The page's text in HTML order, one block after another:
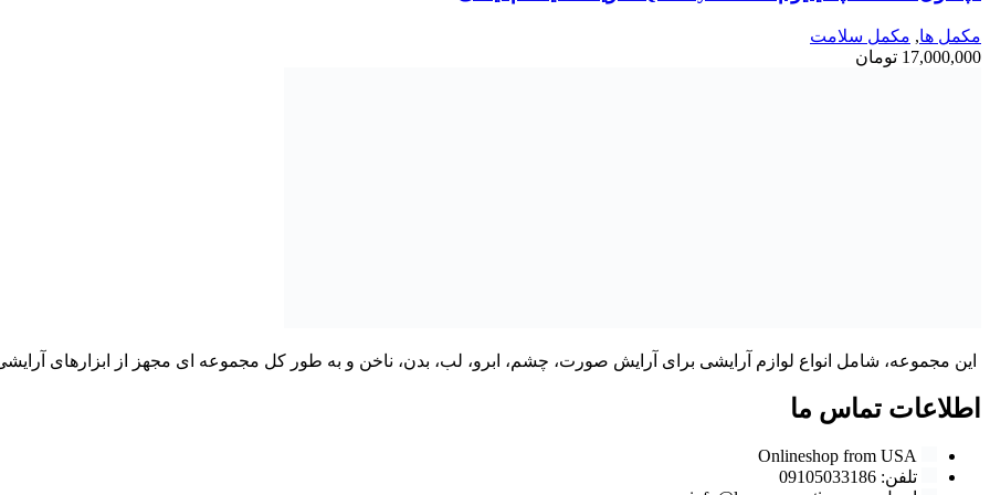
مكمل ها, مکمل سلامت
17,000,000 تومان
این مجموعه، شامل انواع لوازم آرایشی برای آرایش صورت، چشم، ابرو، لب، بدن، ناخن و به طور کل مجموعه ای مجهز از ابزارهای
اطلاعات تماس ما
Onlineshop from USA
تلفن: 09105033186